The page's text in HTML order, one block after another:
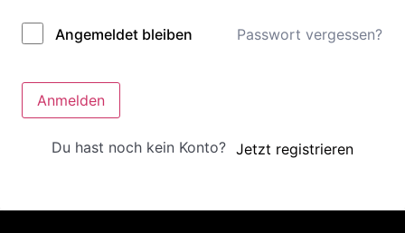
Alternative:
Angemeldet bleiben Passwort vergessen?
Anmelden
Du hast noch kein Konto? Jetzt registrieren